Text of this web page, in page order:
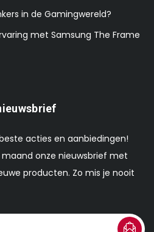
in de Gamingwereld?
met Samsung The Frame
acties en aanbiedingen!
onze nieuwsbrief met
producten. Zo mis je nooit